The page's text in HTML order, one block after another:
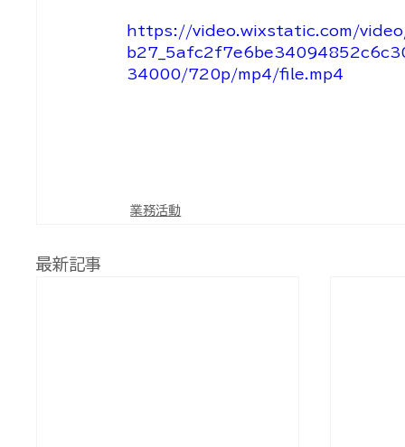
https://video.wixstatic.com/
34000/720p/mp4/file.mp4
業務活動
最新記事